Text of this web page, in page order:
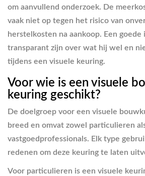
om aanvullend onderzoek. De
vaak niet op tegen het risico van
herstelkosten na aankoop. Een goede
transparant zijn over wat hij wel en
tijdens een visuele keuring.
Voor wie is een visuele
keuring geschikt?
De doelgroep voor een visuele
breed en omvat zowel particulieren
vastgoedprofessionals. Elk type
redenen om deze keuring te laten
Voor particulieren is een visuele